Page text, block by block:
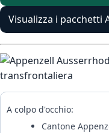
Visualizza i pacchetti
A colpo d'occhio:
Cantone